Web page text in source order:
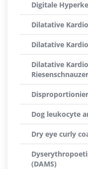
Digitale
Dilatative
Dilatative
Dilatative
Dog leukocyte
Dry eye curly
(DAMS)